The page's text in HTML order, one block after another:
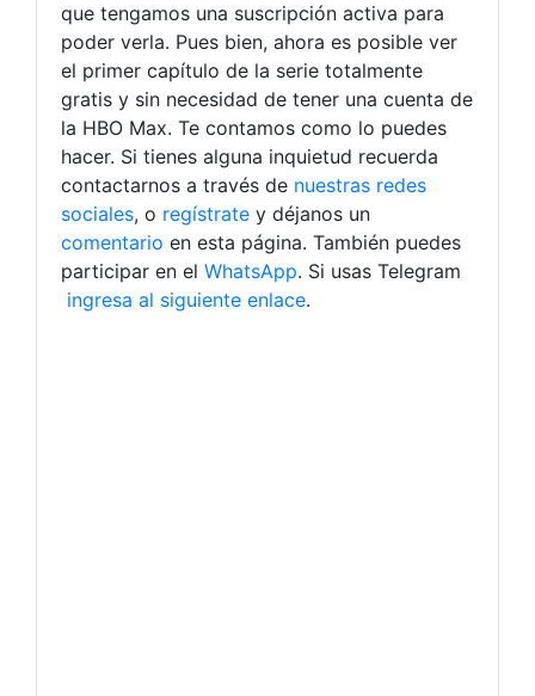
que tengamos una suscripción activa para
poder verla. Pues bien, ahora es posible ver
el primer capítulo de la serie totalmente
gratis y sin necesidad de tener una cuenta de
la HBO Max. Te contamos como lo puedes
hacer. Si tienes alguna inquietud recuerda
contactarnos a través de nuestras redes
sociales, o regístrate y déjanos un
comentario en esta página. También puedes
participar en el WhatsApp. Si usas Telegram
ingresa al siguiente enlace.